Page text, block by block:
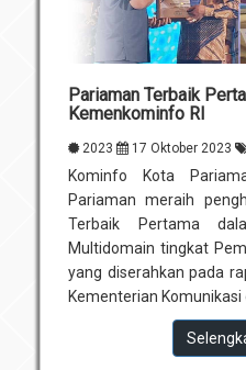
Unit
Pariaman Terbaik
Kemenkominfo RI
2023 17 Oktober 2023
Kominfo Kota
Pariaman meraih
Terbaik Pertama
Multidomain tingkat
yang diserahkan pada
Kementerian Komunikasi